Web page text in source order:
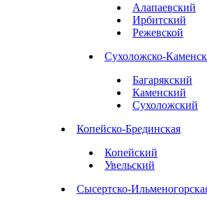
Алапаевский
Ирбитский
Режевской
Сухоложско-
Багарякский
Каменский
Сухоложский
Копейско-Брединская
Копейский
Увельский
Сысертско-